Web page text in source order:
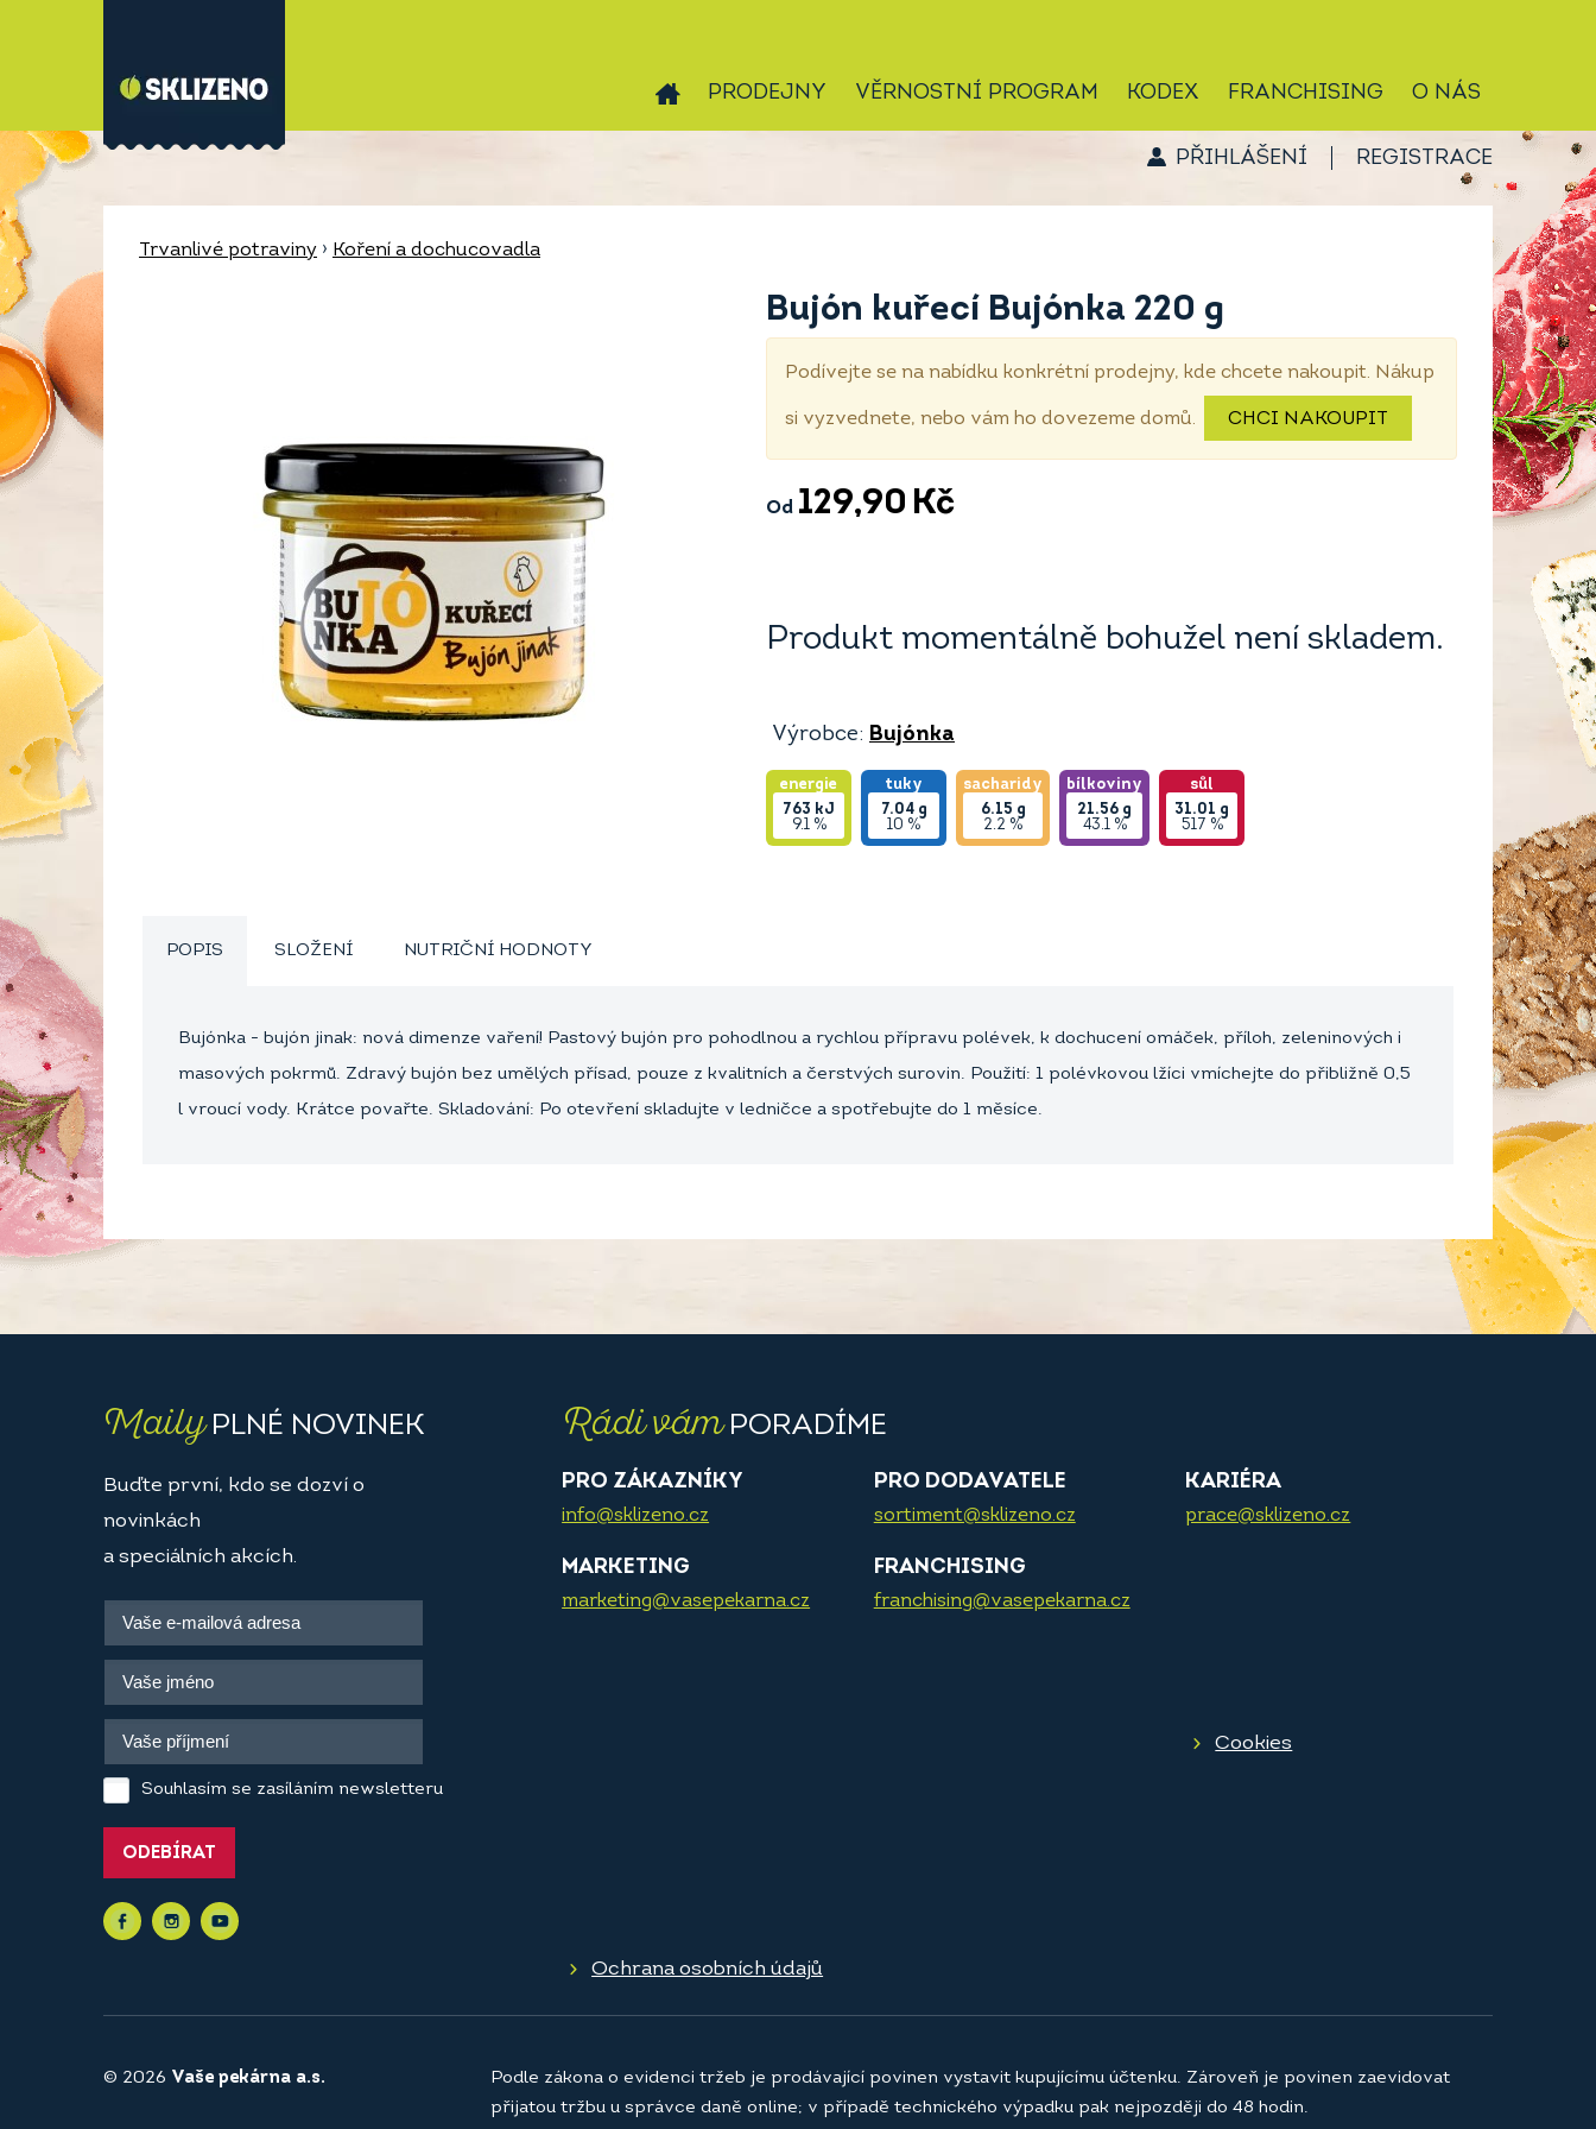
PRODEJNY VĚRNOSTNÍ PROGRAM KODEX FRANCHISING O NÁS
PŘIHLÁŠENÍ REGISTRACE
Trvanlivé potraviny › Koření a dochucovadla
Bujón kuřecí Bujónka 220 g
Podívejte se na nabídku konkrétní prodejny, kde chcete nakoupit. Nákup
si vyzvednete, nebo vám ho dovezeme domů. CHCI NAKOUPIT
Od 129,90 Kč
Produkt momentálně bohužel není skladem.
Výrobce: Bujónka
energie
763 kJ
9.1 %
tuky
7.04 g
10 %
sacharidy
6.15 g
2.2 %
bílkoviny
21.56 g
43.1 %
sůl
31.01 g
517 %
POPIS SLOŽENÍ NUTRIČNÍ HODNOTY
Bujónka - bujón jinak: nová dimenze vaření! Pastový bujón pro pohodlnou a rychlou přípravu polévek, k dochucení omáček, příloh, zeleninových i
masových pokrmů. Zdravý bujón bez umělých přísad, pouze z kvalitních a čerstvých surovin. Použití: 1 polévkovou lžíci vmíchejte do přibližně 0,5
l vroucí vody. Krátce povařte. Skladování: Po otevření skladujte v ledničce a spotřebujte do 1 měsíce.
MailyPLNÉ NOVINEK
Buďte první, kdo se dozví o
novinkách
a speciálních akcích.
Souhlasím se zasíláním newsletteru
ODEBÍRAT
Rádi vámPORADÍME
PRO ZÁKAZNÍKY
info@sklizeno.cz
PRO DODAVATELE
sortiment@sklizeno.cz
KARIÉRA
prace@sklizeno.cz
MARKETING
marketing@vasepekarna.cz
FRANCHISING
franchising@vasepekarna.cz
Cookies
Ochrana osobních údajů
© 2026 Vaše pekárna a.s.
Podle zákona o evidenci tržeb je prodávající povinen vystavit kupujícímu účtenku. Zároveň je povinen zaevidovat
přijatou tržbu u správce daně online; v případě technického výpadku pak nejpozději do 48 hodin.